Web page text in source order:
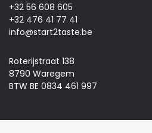
+32 56 608 605
+32 476 41 77 41
info@start2taste.be
Roterijstraat 138
8790 Waregem
BTW BE 0834 461 997